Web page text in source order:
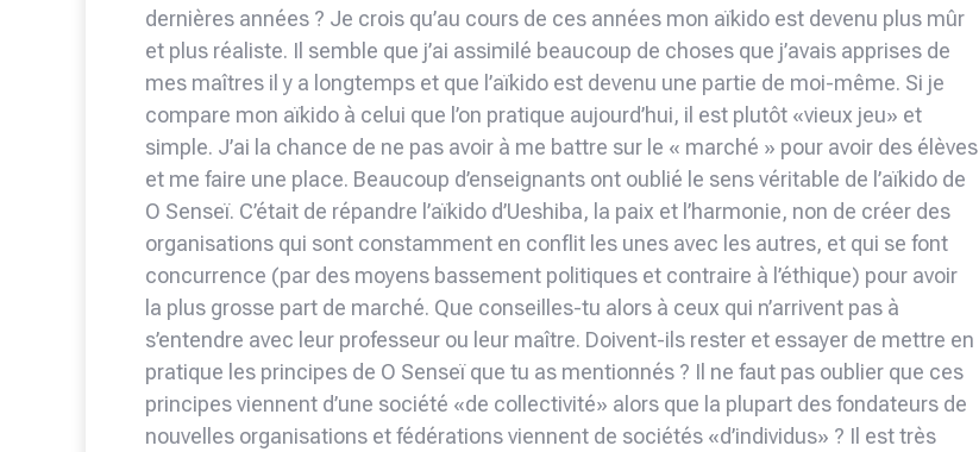
dernières années ? Je crois qu’au cours de ces années mon aïkido est devenu plus mûr
et plus réaliste. Il semble que j’ai assimilé beaucoup de choses que j’avais apprises de
mes maîtres il y a longtemps et que l’aïkido est devenu une partie de moi-même. Si je
compare mon aïkido à celui que l’on pratique aujourd’hui, il est plutôt «vieux jeu» et
simple. J’ai la chance de ne pas avoir à me battre sur le « marché » pour avoir des élèves
et me faire une place. Beaucoup d’enseignants ont oublié le sens véritable de l’aïkido de
O Senseï. C’était de répandre l’aïkido d’Ueshiba, la paix et l’harmonie, non de créer des
organisations qui sont constamment en conflit les unes avec les autres, et qui se font
concurrence (par des moyens bassement politiques et contraire à l’éthique) pour avoir
la plus grosse part de marché. Que conseilles-tu alors à ceux qui n’arrivent pas à
s’entendre avec leur professeur ou leur maître. Doivent-ils rester et essayer de mettre en
pratique les principes de O Senseï que tu as mentionnés ? Il ne faut pas oublier que ces
principes viennent d’une société «de collectivité» alors que la plupart des fondateurs de
nouvelles organisations et fédérations viennent de sociétés «d’individus» ? Il est très